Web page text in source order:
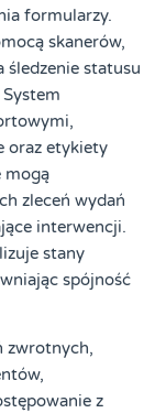
formularzy.
skanerów,
śledzenie statusu
oraz etykiety
mogą
zleceń wydań
interwencji.
stany
spójność
zwrotnych,
z